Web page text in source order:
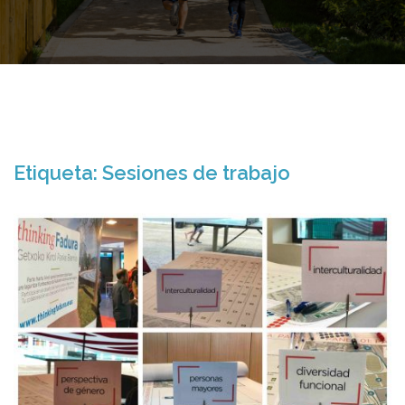
Etiqueta: Sesiones de trabajo